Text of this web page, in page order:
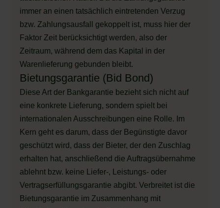
immer an einen tatsächlich eintretenden Verzug
bzw. Zahlungsausfall gekoppelt ist, muss hier der
Faktor Zeit berücksichtigt werden, also der
Zeitraum, während dem das Kapital in der
Warenlieferung gebunden bleibt.
Bietungsgarantie (Bid Bond)
Diese Art der Bankgarantie bezieht sich nicht auf
eine konkrete Lieferung, sondern spielt bei
internationalen Ausschreibungen eine Rolle. Im
Kern geht es darum, dass der Begünstigte davor
geschützt wird, dass der Bieter, der den Zuschlag
erhalten hat, anschließend die Auftragsübernahme
ablehnt bzw. keine Liefer-, Leistungs- oder
Vertragserfüllungsgarantie abgibt. Verbreitet ist die
Bietungsgarantie im Zusammenhang mit